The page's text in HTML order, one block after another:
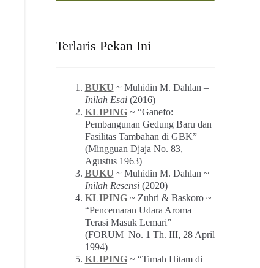
Terlaris Pekan Ini
BUKU ~ Muhidin M. Dahlan –
Inilah Esai(2016)
KLIPING~ “Ganefo:
Pembangunan Gedung Baru dan
Fasilitas Tambahan di GBK”
(Mingguan Djaja No. 83,
Agustus 1963)
BUKU ~ Muhidin M. Dahlan ~
Inilah Resensi(2020)
KLIPING~ Zuhri & Baskoro ~
“Pencemaran Udara Aroma
Terasi Masuk Lemari”
(FORUM_No. 1 Th. III, 28 April
1994)
KLIPING~ “Timah Hitam di